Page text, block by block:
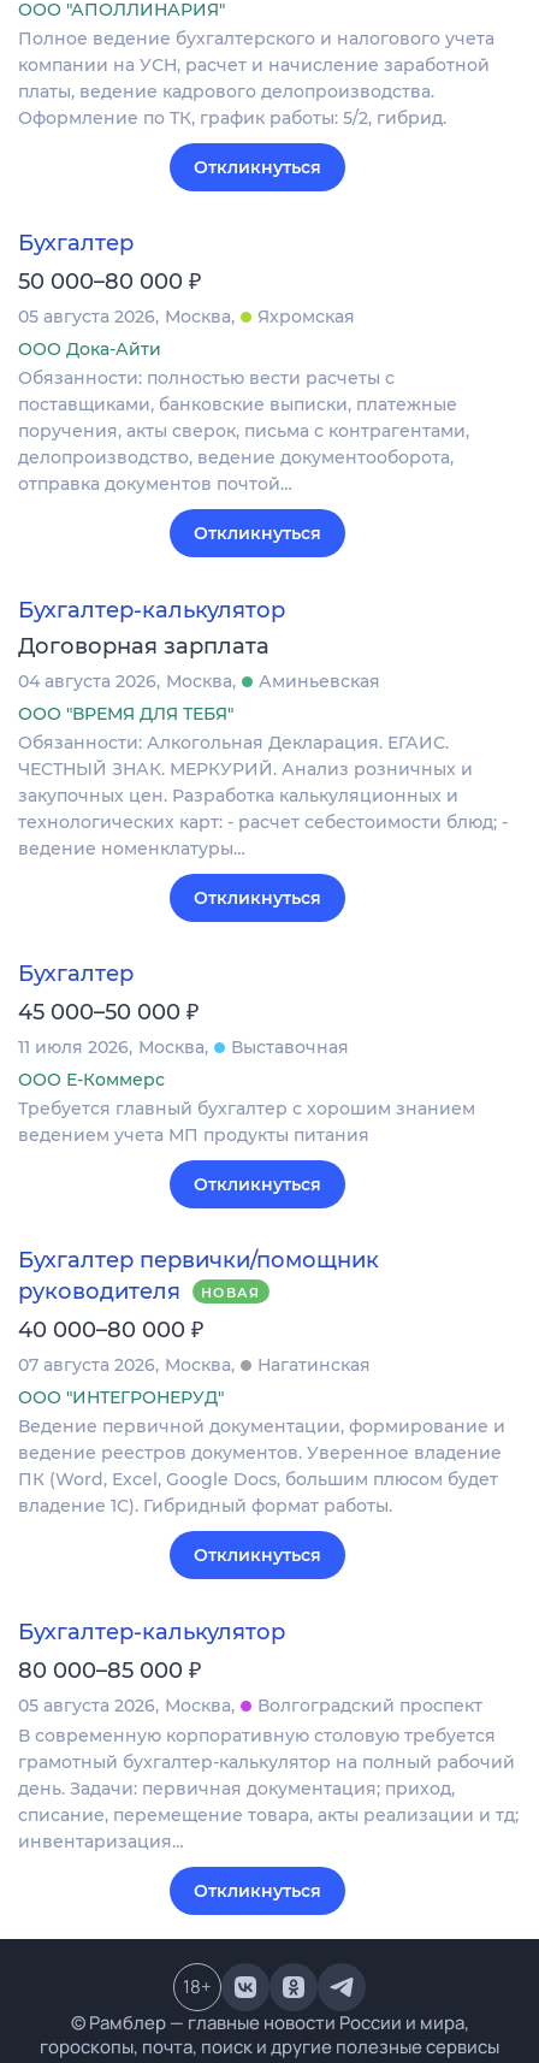
ООО "АПОЛЛИНАРИЯ"
Полное ведение бухгалтерского и налогового учета
компании на УСН, расчет и начисление заработной
платы, ведение кадрового делопроизводства.
Оформление по ТК, график работы: 5/2, гибрид.
Откликнуться
Бухгалтер
50 000–80 000 ₽
05 августа 2026 Москва
Яхромская
ООО Дока-Айти
Обязанности: полностью вести расчеты с
поставщиками, банковские выписки, платежные
поручения, акты сверок, письма с контрагентами,
делопроизводство, ведение документооборота,
отправка документов почтой…
Откликнуться
Бухгалтер-калькулятор
Договорная зарплата
04 августа 2026 Москва
Аминьевская
ООО "ВРЕМЯ ДЛЯ ТЕБЯ"
Обязанности: Алкогольная Декларация. ЕГАИС.
ЧЕСТНЫЙ ЗНАК. МЕРКУРИЙ. Анализ розничных и
закупочных цен. Разработка калькуляционных и
технологических карт: - расчет себестоимости блюд; -
ведение номенклатуры…
Откликнуться
Бухгалтер
45 000–50 000 ₽
11 июля 2026 Москва
Выставочная
ООО Е-Коммерс
Требуется главный бухгалтер с хорошим знанием
ведением учета МП продукты питания
Откликнуться
Бухгалтер первички/помощник
руководителя
НОВАЯ
40 000–80 000 ₽
07 августа 2026 Москва
Нагатинская
ООО "ИНТЕГРОНЕРУД"
Ведение первичной документации, формирование и
ведение реестров документов. Уверенное владение
ПК (Word, Excel, Google Docs, большим плюсом будет
владение 1С). Гибридный формат работы.
Откликнуться
Бухгалтер-калькулятор
80 000–85 000 ₽
05 августа 2026 Москва
Волгоградский проспект
В современную корпоративную столовую требуется
грамотный бухгалтер-калькулятор на полный рабочий
день. Задачи: первичная документация; приход,
списание, перемещение товара, акты реализации и тд;
инвентаризация…
Откликнуться
© Рамблер — главные новости России и мира,
гороскопы, почта, поиск и другие полезные сервисы
18+